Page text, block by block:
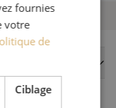
fournies
votre
de
Ciblage